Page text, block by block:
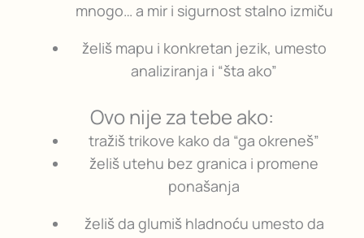
mnogo… a mir i sigurnost stalno izmiču
želiš mapu i konkretan jezik, umesto
analiziranja i “šta ako”
Ovo nije za tebe ako:
tražiš trikove kako da “ga okreneš”
želiš utehu bez granica i promene
ponašanja
želiš da glumiš hladnoću umesto da